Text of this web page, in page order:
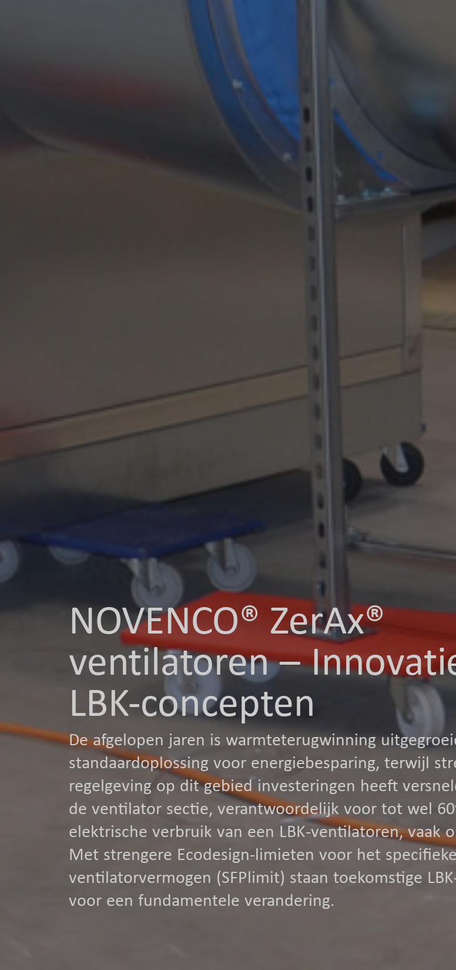
NOVENCO® ZerAx®
ventilatoren –
LBK-concepten
De afgelopen jaren is warmteterugwinning
standaardoplossing voor energiebesparing, terwijl
regelgeving op dit gebied investeringen heeft
de ventilator sectie, verantwoordelijk voor tot wel
elektrische verbruik van een LBK-ventilatoren, vaak
Met strengere Ecodesign-limieten voor het
ventilatorvermogen (SFPlimit) staan toekomstige
voor een fundamentele verandering.